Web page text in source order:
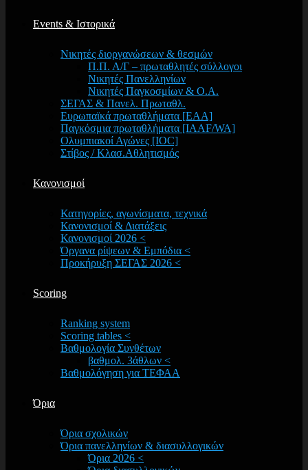
Events & Ιστορικά
Νικητές διοργανώσεων & θεσμών
Π.Π. Α/Γ – πρωταθλητές σύλλογοι
Νικητές Πανελληνίων
Νικητές Παγκοσμίων & Ο.Α.
ΣΕΓΑΣ & Πανελ. Πρωταθλ.
Ευρωπαϊκά πρωταθλήματα [EAA]
Παγκόσμια πρωταθλήματα [IAAF/WA]
Ολυμπιακοί Αγώνες [IOC]
Στίβος / Κλασ.Αθλητισμός
Κανονισμοί
Κατηγορίες, αγωνίσματα, τεχνικά
Κανονισμοί & Διατάξεις
Κανονισμοί 2026 <
Όργανα ρίψεων & Εμπόδια <
Προκήρυξη ΣΕΓΑΣ 2026 <
Scoring
Ranking system
Scoring tables <
Βαθμολογία Συνθέτων
βαθμολ. 3άθλων <
Βαθμολόγηση για ΤΕΦΑΑ
Όρια
Όρια σχολικών
Όρια πανελληνίων & διασυλλογικών
Όρια 2026 <